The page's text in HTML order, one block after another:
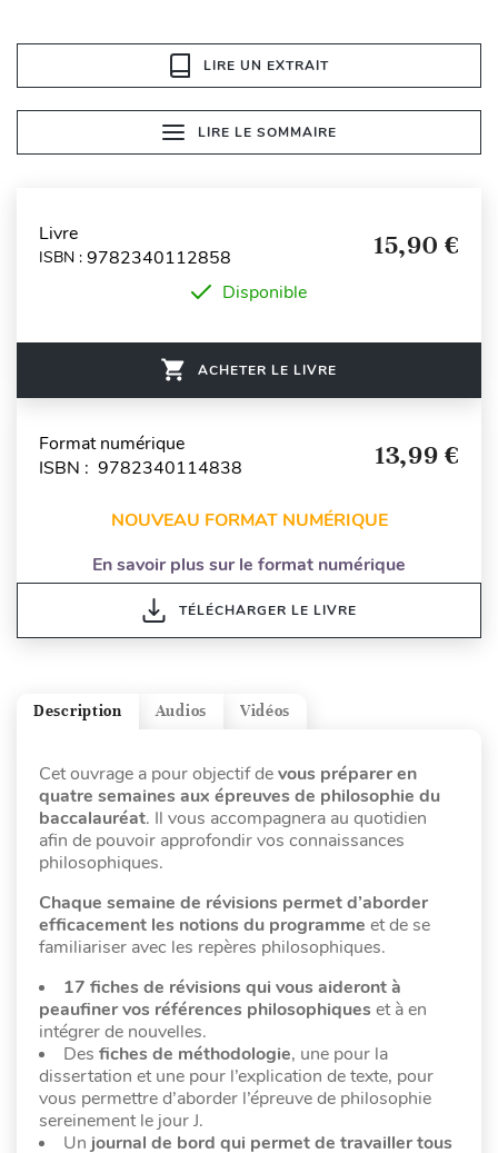
LIRE UN EXTRAIT
LIRE LE SOMMAIRE
Livre
ISBN : 9782340112858 15,90 €
Disponible
ACHETER LE LIVRE
Format numérique
ISBN : 9782340114838
13,99 €
NOUVEAU FORMAT NUMÉRIQUE
En savoir plus sur le format numérique
TÉLÉCHARGER LE LIVRE
Vidéos
Audios
Description
Cet ouvrage a pour objectif devous préparer en
quatre semaines aux épreuves de philosophie du
baccalauréat. Il vous accompagnera au quotidien
afin de pouvoir approfondir vos connaissances
philosophiques.
Chaque semaine de révisions permet d’aborder
efficacement les notions du programme et de se
familiariser avec les repères philosophiques.
17 fiches de révisions qui vous aideront à
peaufiner vos références philosophiques et à en
intégrer de nouvelles.
Des fiches de méthodologie, une pour la
dissertation et une pour l’explication de texte, pour
vous permettre d’aborder l’épreuve de philosophie
sereinement le jour J.
Un journal de bord qui permet de travailler tous